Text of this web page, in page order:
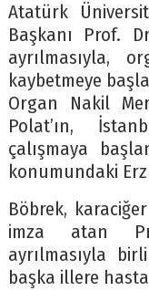
Atatürk
Başkanı Prof.
ayrılmasıyla,
kaybetmeye
Organ Nakil
Polat’ın,
çalışmaya
konumundaki
Böbrek,
imza atan
ayrılmasıyla
başka illere